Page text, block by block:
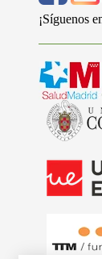
¡Síguenos